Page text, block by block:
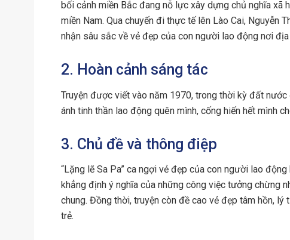
bối cảnh miền Bắc đang nỗ lực xây dựng chủ nghĩa xã
miền Nam. Qua chuyến đi thực tế lên Lào Cai, Nguyễn
nhận sâu sắc về vẻ đẹp của con người lao động nơi
2. Hoàn cảnh sáng tác
Truyện được viết vào năm 1970, trong thời kỳ đất
ánh tinh thần lao động quên mình, cống hiến hết mình
3. Chủ đề và thông điệp
“Lặng lẽ Sa Pa” ca ngợi vẻ đẹp của con người lao
khẳng định ý nghĩa của những công việc tưởng chừng
chung. Đồng thời, truyện còn đề cao vẻ đẹp tâm hồn,
trẻ.